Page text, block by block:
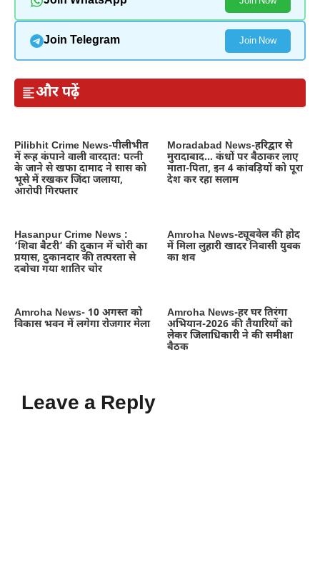
Join Telegram Join Now
और पढ़ें
Pilibhit Crime News-पीलीभीत
में रूह कंपाने वाली वारदात: पत्नी
के जाने से खफा दामाद ने सास को
भूसे में रखकर जिंदा जलाया,
आरोपी गिरफ्तार
Moradabad News-हरिद्वार से
मुरादाबाद… कंधों पर बैठाकर लाए
माता-पिता, इन 4 कांवड़ियों को पूरा
देश कर रहा सलाम
Hasanpur Crime News :
‘शिवा बैटरी’ की दुकान में चोरी का
प्रयास, दुकानदार की तत्परता से
दबोचा गया शातिर चोर
Amroha News-ट्यूबवेल की होद
में मिला लुहारी खादर निवासी युवक
का शव
Amroha News- 10 अगस्त को
विकास भवन में लगेगा रोजगार मेला
Amroha News-हर घर तिरंगा
अभियान-2026 की तैयारियों को
लेकर जिलाधिकारी ने की समीक्षा
बैठक
Leave a Reply